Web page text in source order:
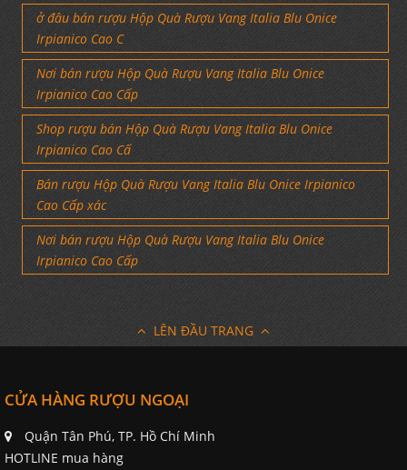
ở đâu bán rượu Hộp Quà Rượu Vang Italia Blu Onice
Irpianico Cao C
Nơi bán rượu Hộp Quà Rượu Vang Italia Blu Onice
Irpianico Cao Cấp
Shop rượu bán Hộp Quà Rượu Vang Italia Blu Onice
Irpianico Cao Cấ
Bán rượu Hộp Quà Rượu Vang Italia Blu Onice Irpianico
Cao Cấp xác
Nơi bán rượu Hộp Quà Rượu Vang Italia Blu Onice
Irpianico Cao Cấp
LÊN ĐẦU TRANG
CỬA HÀNG RƯỢU NGOẠI
Quận Tân Phú, TP. Hồ Chí Minh
HOTLINE mua hàng